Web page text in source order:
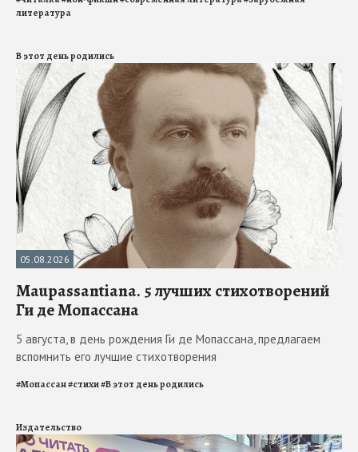
литература
В этот день родились
05.08.2026
Maupassantiana. 5 лучших стихотворений
Ги де Мопассана
5 августа, в день рождения Ги де Мопассана, предлагаем
вспомнить его лучшие стихотворения
#Мопассан#стихи#В этот день родились
Издательство